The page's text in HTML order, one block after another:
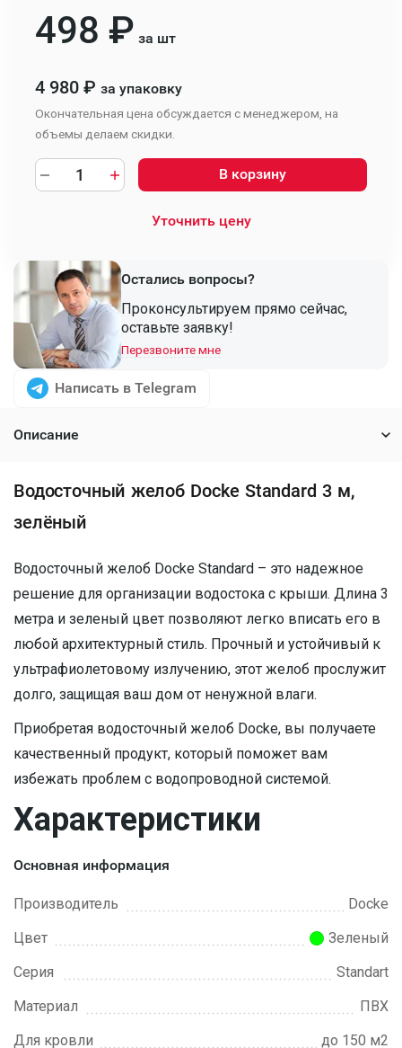
498 ₽ за шт
4 980 ₽ за упаковку
Окончательная цена обсуждается с менеджером, на
объемы делаем скидки.
В корзину
Уточнить цену
Остались вопросы?
Проконсультируем прямо сейчас,
оставьте заявку!
Перезвоните мне
Написать в Telegram
Описание
Водосточный желоб Docke Standard 3 м,
зелёный
Водосточный желоб Docke Standard – это надежное
решение для организации водостока с крыши. Длина 3
метра и зеленый цвет позволяют легко вписать его в
любой архитектурный стиль. Прочный и устойчивый к
ультрафиолетовому излучению, этот желоб прослужит
долго, защищая ваш дом от ненужной влаги.
Приобретая водосточный желоб Docke, вы получаете
качественный продукт, который поможет вам
избежать проблем с водопроводной системой.
Характеристики
Основная информация
Производитель
Docke
Цвет
Зеленый
Серия
Standart
Материал
ПВХ
Для кровли
до 150 м2